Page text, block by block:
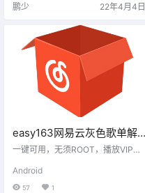
鹏少 22年4月4日
easy163网易云灰色歌单解
锁助手
一键可用，无须ROOT，播放VIP和
下架歌曲收藏
Android
57 1